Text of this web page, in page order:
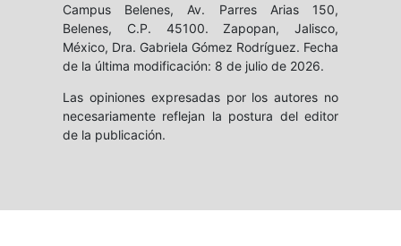
Campus Belenes, Av. Parres Arias 150,
Belenes, C.P. 45100. Zapopan, Jalisco,
México, Dra. Gabriela Gómez Rodríguez. Fecha
de la última modificación: 8 de julio de 2026.
Las opiniones expresadas por los autores no
necesariamente reflejan la postura del editor
de la publicación.